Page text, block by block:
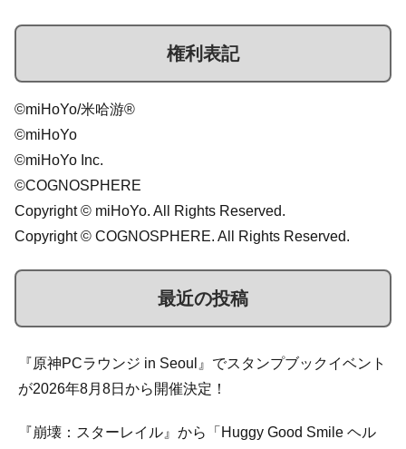
権利表記
©miHoYo/米哈游®
©miHoYo
©miHoYo Inc.
©COGNOSPHERE
Copyright © miHoYo. All Rights Reserved.
Copyright © COGNOSPHERE. All Rights Reserved.
最近の投稿
『原神PCラウンジ in Seoul』でスタンプブックイベント
が2026年8月8日から開催決定！
『崩壊：スターレイル』から「Huggy Good Smile ヘル